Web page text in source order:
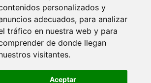
personalizados y
adecuados, para analizar
tráfico en nuestra web y para
de donde llegan
visitantes.
Aceptar
cookies preferences
© 2026 quesodeoveja.es